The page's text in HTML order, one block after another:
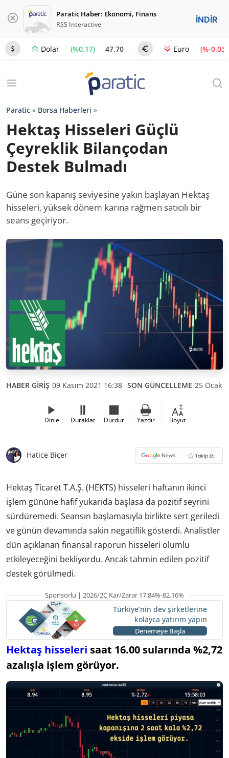
Paratic Haber: Ekonomi, Finans
RSS Interactive İNDİR
Dolar (%0.17) 47.70 Euro (%-0.03)
Paratic » Borsa Haberleri »
Hektaş Hisseleri Güçlü
Çeyreklik Bilançodan
Destek Bulmadı
Güne son kapanış seviyesine yakın başlayan Hektaş
hisseleri, yüksek dönem karına rağmen satıcılı bir
seans geçiriyor.
HABER GİRİŞ 09 Kasım 2021 16:38 SON GÜNCELLEME 25 Ocak
Dinle Duraklat Durdur Yazdır Boyut
Hatice Biçer
Hektaş Ticaret T.A.Ş. (HEKTS) hisseleri haftanın ikinci
işlem gününe hafif yukarıda başlasa da pozitif seyrini
sürdüremedi. Seansın başlamasıyla birlikte sert geriledi
ve günün devamında sakin negatiflik gösterdi. Analistler
dün açıklanan finansal raporun hisseleri olumlu
etkileyeceğini bekliyordu. Ancak tahmin edilen pozitif
destek görülmedi.
Sponsorlu | 2026/2Ç Kar/Zarar 17.84%-82.16%
Türkiye’nin dev şirketlerine
kolayca yatırım yapın
Denemeye Başla
Hektaş hisseleri saat 16.00 sularında %2,72
azalışla işlem görüyor.